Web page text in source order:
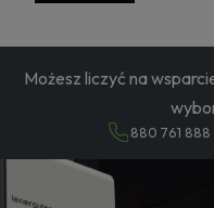
Możesz liczyć na
880 761 888